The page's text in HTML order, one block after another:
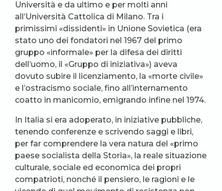
Università e da ultimo e per molti anni
all’Università Cattolica di Milano. Tra i
primissimi «dissidenti» in Unione Sovietica (era
stato uno dei fondatori nel 1967 del primo
gruppo «informale» per la difesa dei diritti
dell’uomo, il «Gruppo di iniziativa») aveva
dovuto subire il licenziamento, la «morte civile»
e l’ostracismo sociale, fino all’internamento
coatto in manicomio, emigrando infine nel 1974.
In Italia si era adoperato, in iniziative pubbliche,
tenendo conferenze e scrivendo saggi e libri,
per far comprendere la vera natura del «primo
paese socialista della Storia», la reale situazione
culturale, sociale ed economica dei propri
compatrioti, nonché il pensiero, le ragioni e le